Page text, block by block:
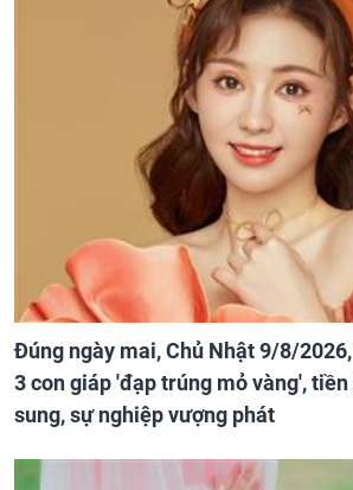
Đúng ngày mai, Chủ Nhật 9/8/
3 con giáp 'đạp trúng mỏ vàng',
sung, sự nghiệp vượng phát